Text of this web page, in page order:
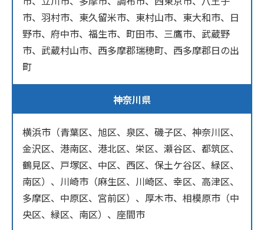
市、羽村市、東久留米市、東村山市、東大和市、日
野市、府中市、福生市、町田市、三鷹市、武蔵野
市、武蔵村山市、西多摩郡瑞穂町、西多摩郡日の出
町
神奈川県
横浜市（青葉区、旭区、泉区、磯子区、神奈川区、
金沢区、港南区、港北区、栄区、瀬谷区、都筑区、
鶴見区、戸塚区、中区、西区、保土ケ谷区、緑区、
南区）、川崎市（麻生区、川崎区、幸区、高津区、
多摩区、中原区、宮前区）、厚木市、相模原市（中
央区、緑区、南区）、座間市